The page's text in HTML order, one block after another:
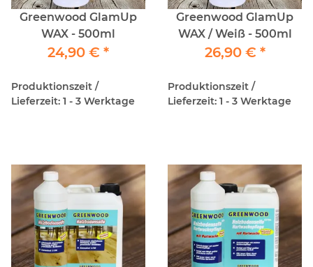
Greenwood GlamUp
WAX - 500ml
24,90 € *
Produktionszeit /
Lieferzeit: 1 - 3 Werktage
Greenwood GlamUp
WAX / Weiß - 500ml
26,90 € *
Produktionszeit /
Lieferzeit: 1 - 3 Werktage